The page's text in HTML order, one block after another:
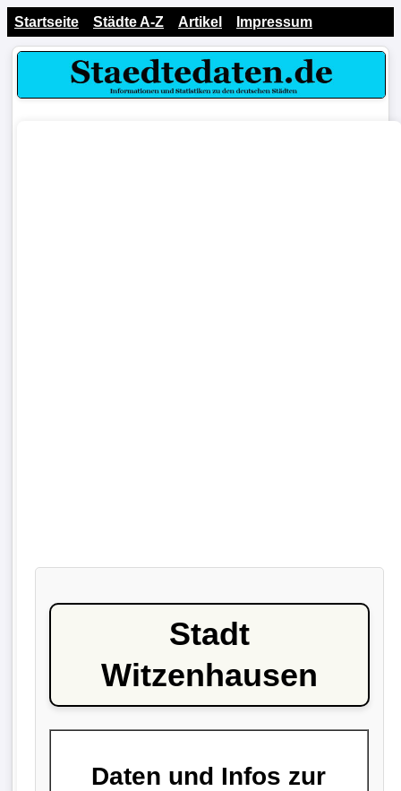
Startseite Städte A-Z Artikel Impressum
Stadt
Witzenhausen
Daten und Infos zur